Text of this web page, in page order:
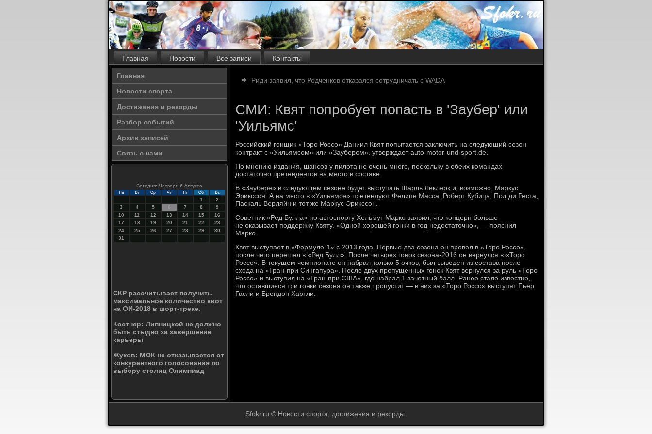
Главная Новости Все записи Контакты
Главная
Новости спорта
Достижения и рекорды
Разбор событий
Архив записей
Связь с нами
Сегодня: Четверг, 6 Августа
Пн Вт Ср Чт Пт Сб Вс
1
2
3
4 5 6 7 8
9
10
11 12 13 14 15
16
17
18 19 20 21 22
23
24
25 26 27 28 29
30
31
СКР рассчитывает получить
максимальное количество квот
на ОИ-2018 в шорт-треке.
Костнер: Липницкой не должно
быть стыдно за завершение
карьеры
Жуков: МОК не отказывается от
конкурентного голосования по
выбору столиц Олимпиад
Риди заявил, что Родченков отказался сотрудничать с WADA
СМИ: Квят попробует попасть в 'Заубер' или
'Уильямс'
Российский гонщик «Торо Россо» Даниил Квят попытается заключить на следующий сезон
контракт с «Уильямсом» или «Заубером», утверждает auto-motor-und-sport.de.
По мнению издания, шансов у пилота не очень много, поскольку в обеих командах
достаточно претендентов на место в составе.
В «Заубере» в следующем сезоне будет выступать Шарль Леклерк и, возможно, Маркус
Эрикссон. А на место в «Уильямсе» претендуют Фелипе Масса, Роберт Кубица, Пол ди Реста,
Паскаль Верляйн и тот же Маркус Эрикссон.
Советник «Ред Булла» по автоспорту Хельмут Марко заявил, что концерн больше
не оказывает поддержку Квяту. «Одной хорошей гонки в год недостаточно», — пояснил
Марко.
Квят выступает в «Формуле-1» с 2013 года. Первые два сезона он провел в «Торо Россо»,
после чего перешел в «Ред Булл». После четырех гонок сезона-2016 он вернулся в «Торо
Россо». В текущем чемпионате он набрал только 5 очков, был выведен из состава после
схода на «Гран-при Сингапура». После двух пропущенных гонок Квят вернулся за руль «Торо
Россо» и выступил на «Гран-при США», где набрал 1 зачетный балл. Ранее стало известно,
что оставшиеся три гонки сезона он также пропустит — в них за «Торо Россо» выступят Пьер
Гасли и Брендон Хартли.
Sfokr.ru © Новости спорта, достижения и рекорды.